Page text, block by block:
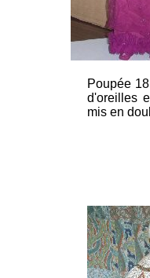
Poupée
d'oreilles
mis en